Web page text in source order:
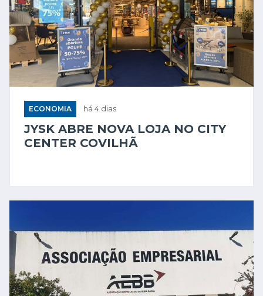
ECONOMIA há 4 dias
JYSK ABRE NOVA LOJA NO CITY
CENTER COVILHÃ